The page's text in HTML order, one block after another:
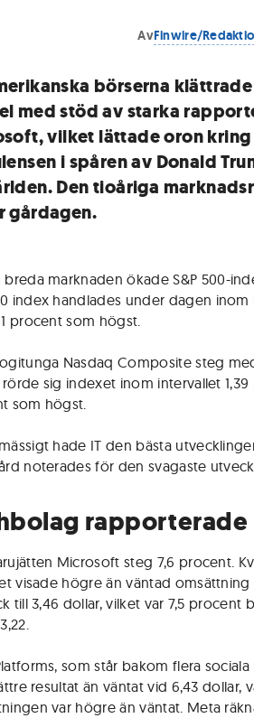
AvFinwire/
börserna
med stöd av starka
vilket lättade oron
i spåren av Donald
Den tioåriga
gårdagen.
breda marknaden ökade S&P 500-
index handlades under dagen
procent som högst.
Nasdaq Composite steg
sig indexet inom intervallet
som högst.
hade IT den bästa
noterades för den svagaste
rapporterade
Microsoft steg 7,6 procent.
visade högre än väntad
till 3,46 dollar, vilket var 7,5 procent
som står bakom flera
resultat än väntat vid 6,43 dollar,
var högre än väntat. Meta